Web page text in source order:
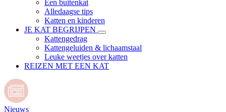
Een buitenkat
Alledaagse tips
Katten en kinderen
JE KAT BEGRIJPEN
Kattengedrag
Kattengeluiden & lichaamstaal
Leuke weetjes over katten
REIZEN MET EEN KAT
Nieuws